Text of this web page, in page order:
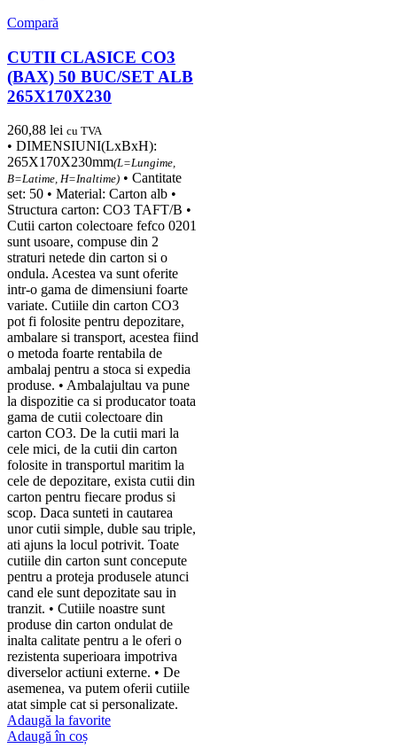
Compară
CUTII CLASICE CO3
(BAX) 50 BUC/SET ALB
265X170X230
260,88 lei cu TVA
• DIMENSIUNI(LxBxH):
265X170X230mm(L=Lungime,
B=Latime, H=Inaltime) • Cantitate
set: 50 • Material: Carton alb •
Structura carton: CO3 TAFT/B •
Cutii carton colectoare fefco 0201
sunt usoare, compuse din 2
straturi netede din carton si o
ondula. Acestea va sunt oferite
intr-o gama de dimensiuni foarte
variate. Cutiile din carton CO3
pot fi folosite pentru depozitare,
ambalare si transport, acestea fiind
o metoda foarte rentabila de
ambalaj pentru a stoca si expedia
produse. • Ambalajultau va pune
la dispozitie ca si producator toata
gama de cutii colectoare din
carton CO3. De la cutii mari la
cele mici, de la cutii din carton
folosite in transportul maritim la
cele de depozitare, exista cutii din
carton pentru fiecare produs si
scop. Daca sunteti in cautarea
unor cutii simple, duble sau triple,
ati ajuns la locul potrivit. Toate
cutiile din carton sunt concepute
pentru a proteja produsele atunci
cand ele sunt depozitate sau in
tranzit. • Cutiile noastre sunt
produse din carton ondulat de
inalta calitate pentru a le oferi o
rezistenta superioara impotriva
diverselor actiuni externe. • De
asemenea, va putem oferii cutiile
atat simple cat si personalizate.
Adaugă la favorite
Adaugă în coș